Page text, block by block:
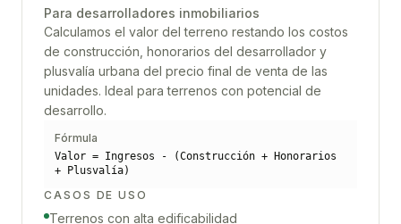
Para desarrolladores inmobiliarios
Calculamos el valor del terreno restando los costos
de construcción, honorarios del desarrollador y
plusvalía urbana del precio final de venta de las
unidades. Ideal para terrenos con potencial de
desarrollo.
Fórmula
Valor = Ingresos - (Construcción + Honorarios
+ Plusvalía)
CASOS DE USO
Terrenos con alta edificabilidad